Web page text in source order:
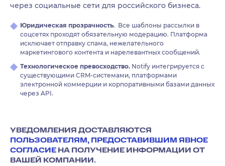
через социальные сети для российского бизнеса.
Юридическая прозрачность. Все шаблоны рассылки в
соцсетях проходят обязательную модерацию. Платформа
исключает отправку спама, нежелательного
маркетингового контента и нарелевантных сообщений.
Технологическое превосходство. Notify интегрируется с
существующими CRM-системами, платформами
электронной коммерции и корпоративными базами данных
через API.
УВЕДОМЛЕНИЯ ДОСТАВЛЯЮТСЯ
ПОЛЬЗОВАТЕЛЯМ, ПРЕДОСТАВИВШИМ ЯВНОЕ
СОГЛАСИЕ НА ПОЛУЧЕНИЕ ИНФОРМАЦИИ ОТ
ВАШЕЙ КОМПАНИИ.